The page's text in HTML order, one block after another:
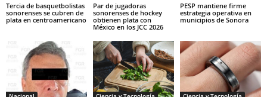
Tercia de basquetbolistas
sonorenses se cubren de
plata en centroamericano
Par de jugadoras
sonorenses de hockey
obtienen plata con
México en los JCC 2026
PESP mantiene firme
estrategia operativa en
municipios de Sonora